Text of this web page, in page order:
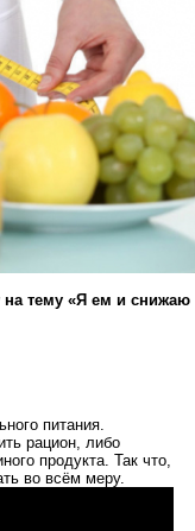
на тему «Я ем и снижаю
питания.
рацион, либо
продукта. Так что,
во всём меру.